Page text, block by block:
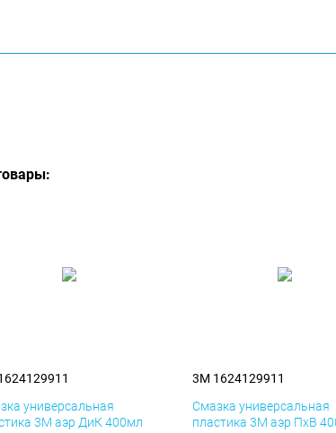
универсальная
3M аэр ДиК 400мл
3M 1624129911
Смазка универсальная
пластика 3M аэр ПхВ